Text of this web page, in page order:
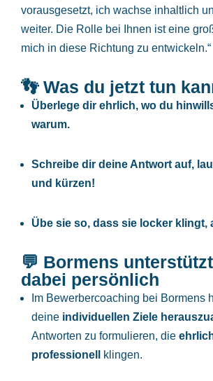
vorausgesetzt, ich wachse inhaltlich
weiter. Die Rolle bei Ihnen ist eine
mich in diese Richtung zu entwickeln.“
👣 Was du jetzt tun
Überlege dir ehrlich, wo du
warum.
Schreibe dir deine Antwort auf,
und kürzen!
Übe sie so, dass sie locker klingt,
💬 Bormens
dabei persönlich
Im Bewerbercoaching bei Bormens
deine individuellen Ziele
Antworten zu formulieren, die
professionell
klingen.